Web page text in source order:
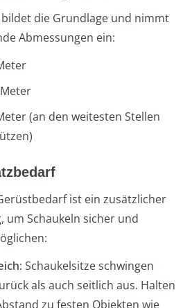
die Grundlage und nimmt
Abmessungen ein:
(an den weitesten Stellen
ist ein zusätzlicher
um Schaukeln sicher und
Schaukelsitze schwingen
als auch seitlich aus. Halten
zu festen Objekten wie